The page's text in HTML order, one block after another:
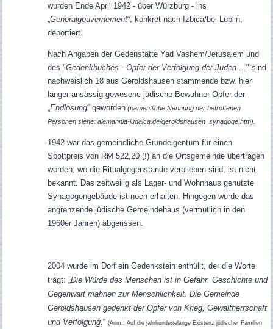
wurden Ende April 1942 - über Würzburg - ins
Generalgouvernement“, konkret nach Izbica/bei Lublin,
deportiert.
Nach Angaben der Gedenstätte Yad Vashem/Jerusalem und
des "Gedenkbuches - Opfer der Verfolgung der Juden ... " sind
nachweislich 18 aus Geroldshausen stammende bzw. hier
länger ansässig gewesene jüdische Bewohner Opfer der
Endlösung“ geworden(namentliche Nennung der betroffenen
Personen siehe: alemannia-judaica.de/geroldshausen_synagoge.htm).
1942 war das gemeindliche Grundeigentum für einen
Spottpreis von RM 522,20 (!) an die Ortsgemeinde übertragen
worden; wo die Ritualgegenstände verblieben sind, ist nicht
bekannt.
Das zeitweilig als Lager- und Wohnhaus genutzte
Synagogengebäude ist noch erhalten. Hingegen wurde das
angrenzende jüdische Gemeindehaus (vermutlich in den
1960er Jahren) abgerissen.
2004 wurde im Dorf ein Gedenkstein enthüllt, der die Worte
trägt: „ Die Würde des Menschen ist in Gefahr. Geschichte und
Gegenwart mahnen zur Menschlichkeit. Die Gemeinde
Geroldshausen gedenkt der Opfer von Krieg, Gewaltherrschaft
und Verfolgung. “ (Anm.: Auf die jahrhundertelange Existenz jüdischer Familien